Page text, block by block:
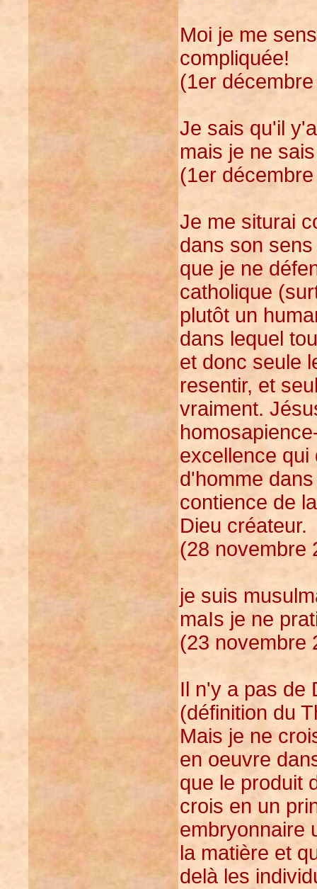
Moi je me
compliquée!
(1er
Je sais qu'il
mais je ne
(1er
Je me siturai
dans son
que je ne
catholique
plutôt un
dans lequel
et donc seule
resentir, et
vraiment.
excellence qui
d'homme
contience de
Dieu créateur.
(28 novembre
je suis
maIs je ne
(23 novembre
Il n'y a pas de
(définition du
Mais je ne
en oeuvre
que le produit
crois en un
embryonnaire
la matière et
delà les